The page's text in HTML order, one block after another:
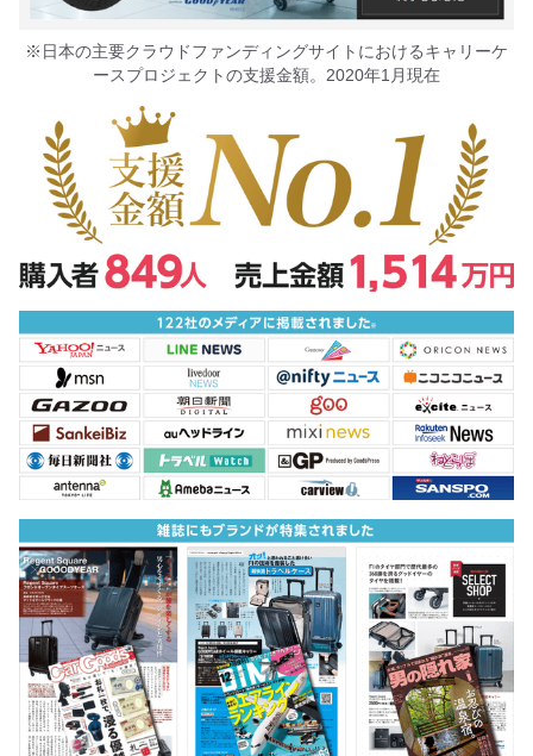
※日本の主要クラウドファンディングサイトにおけるキャリーケ
ースプロジェクトの支援金額。2020年1月現在